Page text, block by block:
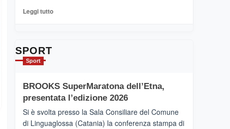
dell’Etna
Leggi tuttoLeggi
con
la
Al
via
SPORT
Sport
BROOKS SuperMaratona dell’Etna,
presentata l’edizione 2026
Si è svolta presso la Sala Consiliare del Comune
di Linguaglossa (Catania) la conferenza stampa di